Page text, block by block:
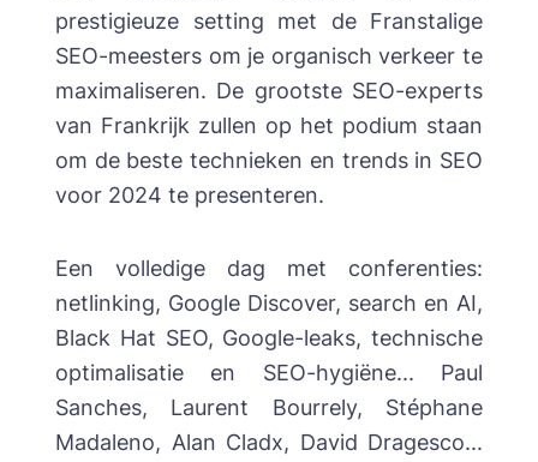
prestigieuze setting met de Franstalige
SEO-meesters om je organisch verkeer te
maximaliseren. De grootste SEO-experts
van Frankrijk zullen op het podium staan
om de beste technieken en trends in SEO
voor 2024 te presenteren.
Een volledige dag met conferenties:
netlinking, Google Discover, search en AI,
Black Hat SEO, Google-leaks, technische
optimalisatie en SEO-hygiëne... Paul
Sanches, Laurent Bourrely, Stéphane
Madaleno, Alan Cladx, David Dragesco...